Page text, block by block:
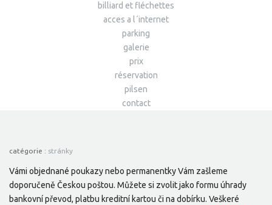
billiard et fléchettes
acces a l´internet
parking
galerie
prix
réservation
pilsen
contact
catégorie : stránky
Vámi objednané poukazy nebo permanentky Vám zašleme
doporučeně Českou poštou. Můžete si zvolit jako formu úhrady
bankovní převod, platbu kreditní kartou či na dobírku. Veškeré